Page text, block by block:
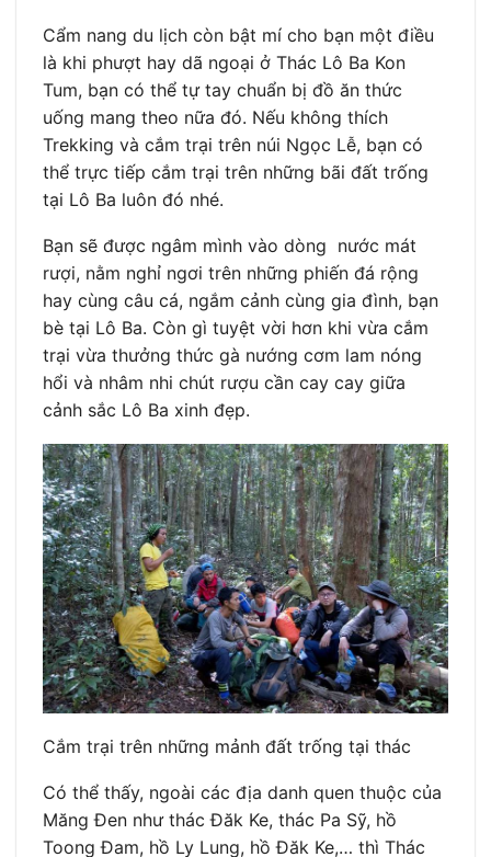
Cẩm nang du lịch còn bật mí cho bạn một điều
là khi phượt hay dã ngoại ở Thác Lô Ba Kon
Tum, bạn có thể tự tay chuẩn bị đồ ăn thức
uống mang theo nữa đó. Nếu không thích
Trekking và cắm trại trên núi Ngọc Lễ, bạn có
thể trực tiếp cắm trại trên những bãi đất trống
tại Lô Ba luôn đó nhé.
Bạn sẽ được ngâm mình vào dòng nước mát
rượi, nằm nghỉ ngơi trên những phiến đá rộng
hay cùng câu cá, ngắm cảnh cùng gia đình, bạn
bè tại Lô Ba. Còn gì tuyệt vời hơn khi vừa cắm
trại vừa thưởng thức gà nướng cơm lam nóng
hổi và nhâm nhi chút rượu cần cay cay giữa
cảnh sắc Lô Ba xinh đẹp.
Cắm trại trên những mảnh đất trống tại thác
Có thể thấy, ngoài các địa danh quen thuộc của
Măng Đen như thác Đăk Ke, thác Pa Sỹ, hồ
Toong Đam, hồ Ly Lung, hồ Đăk Ke,… thì Thác